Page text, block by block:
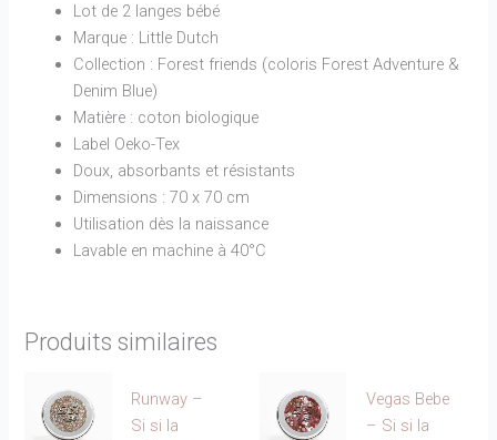
Lot de 2 langes bébé
Marque : Little Dutch
Collection : Forest friends (coloris Forest Adventure &
Denim Blue)
Matière : coton biologique
Label Oeko-Tex
Doux, absorbants et résistants
Dimensions : 70 x 70 cm
Utilisation dès la naissance
Lavable en machine à 40°C
Produits similaires
Runway –
Si si la
Vegas Bebe
– Si si la